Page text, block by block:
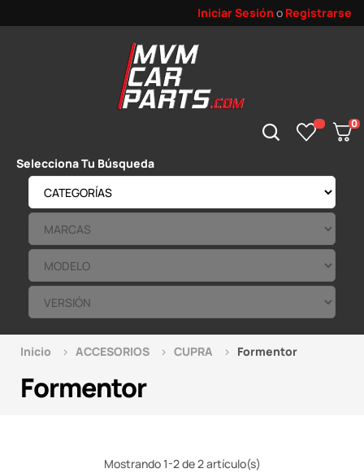
Iniciar Sesión o Registrarse
0
Selecciona Tu Búsqueda
Formentor
Inicio ACCESORIOS CUPRA Formentor
Mostrando 1-2 de 2 artículo(s)